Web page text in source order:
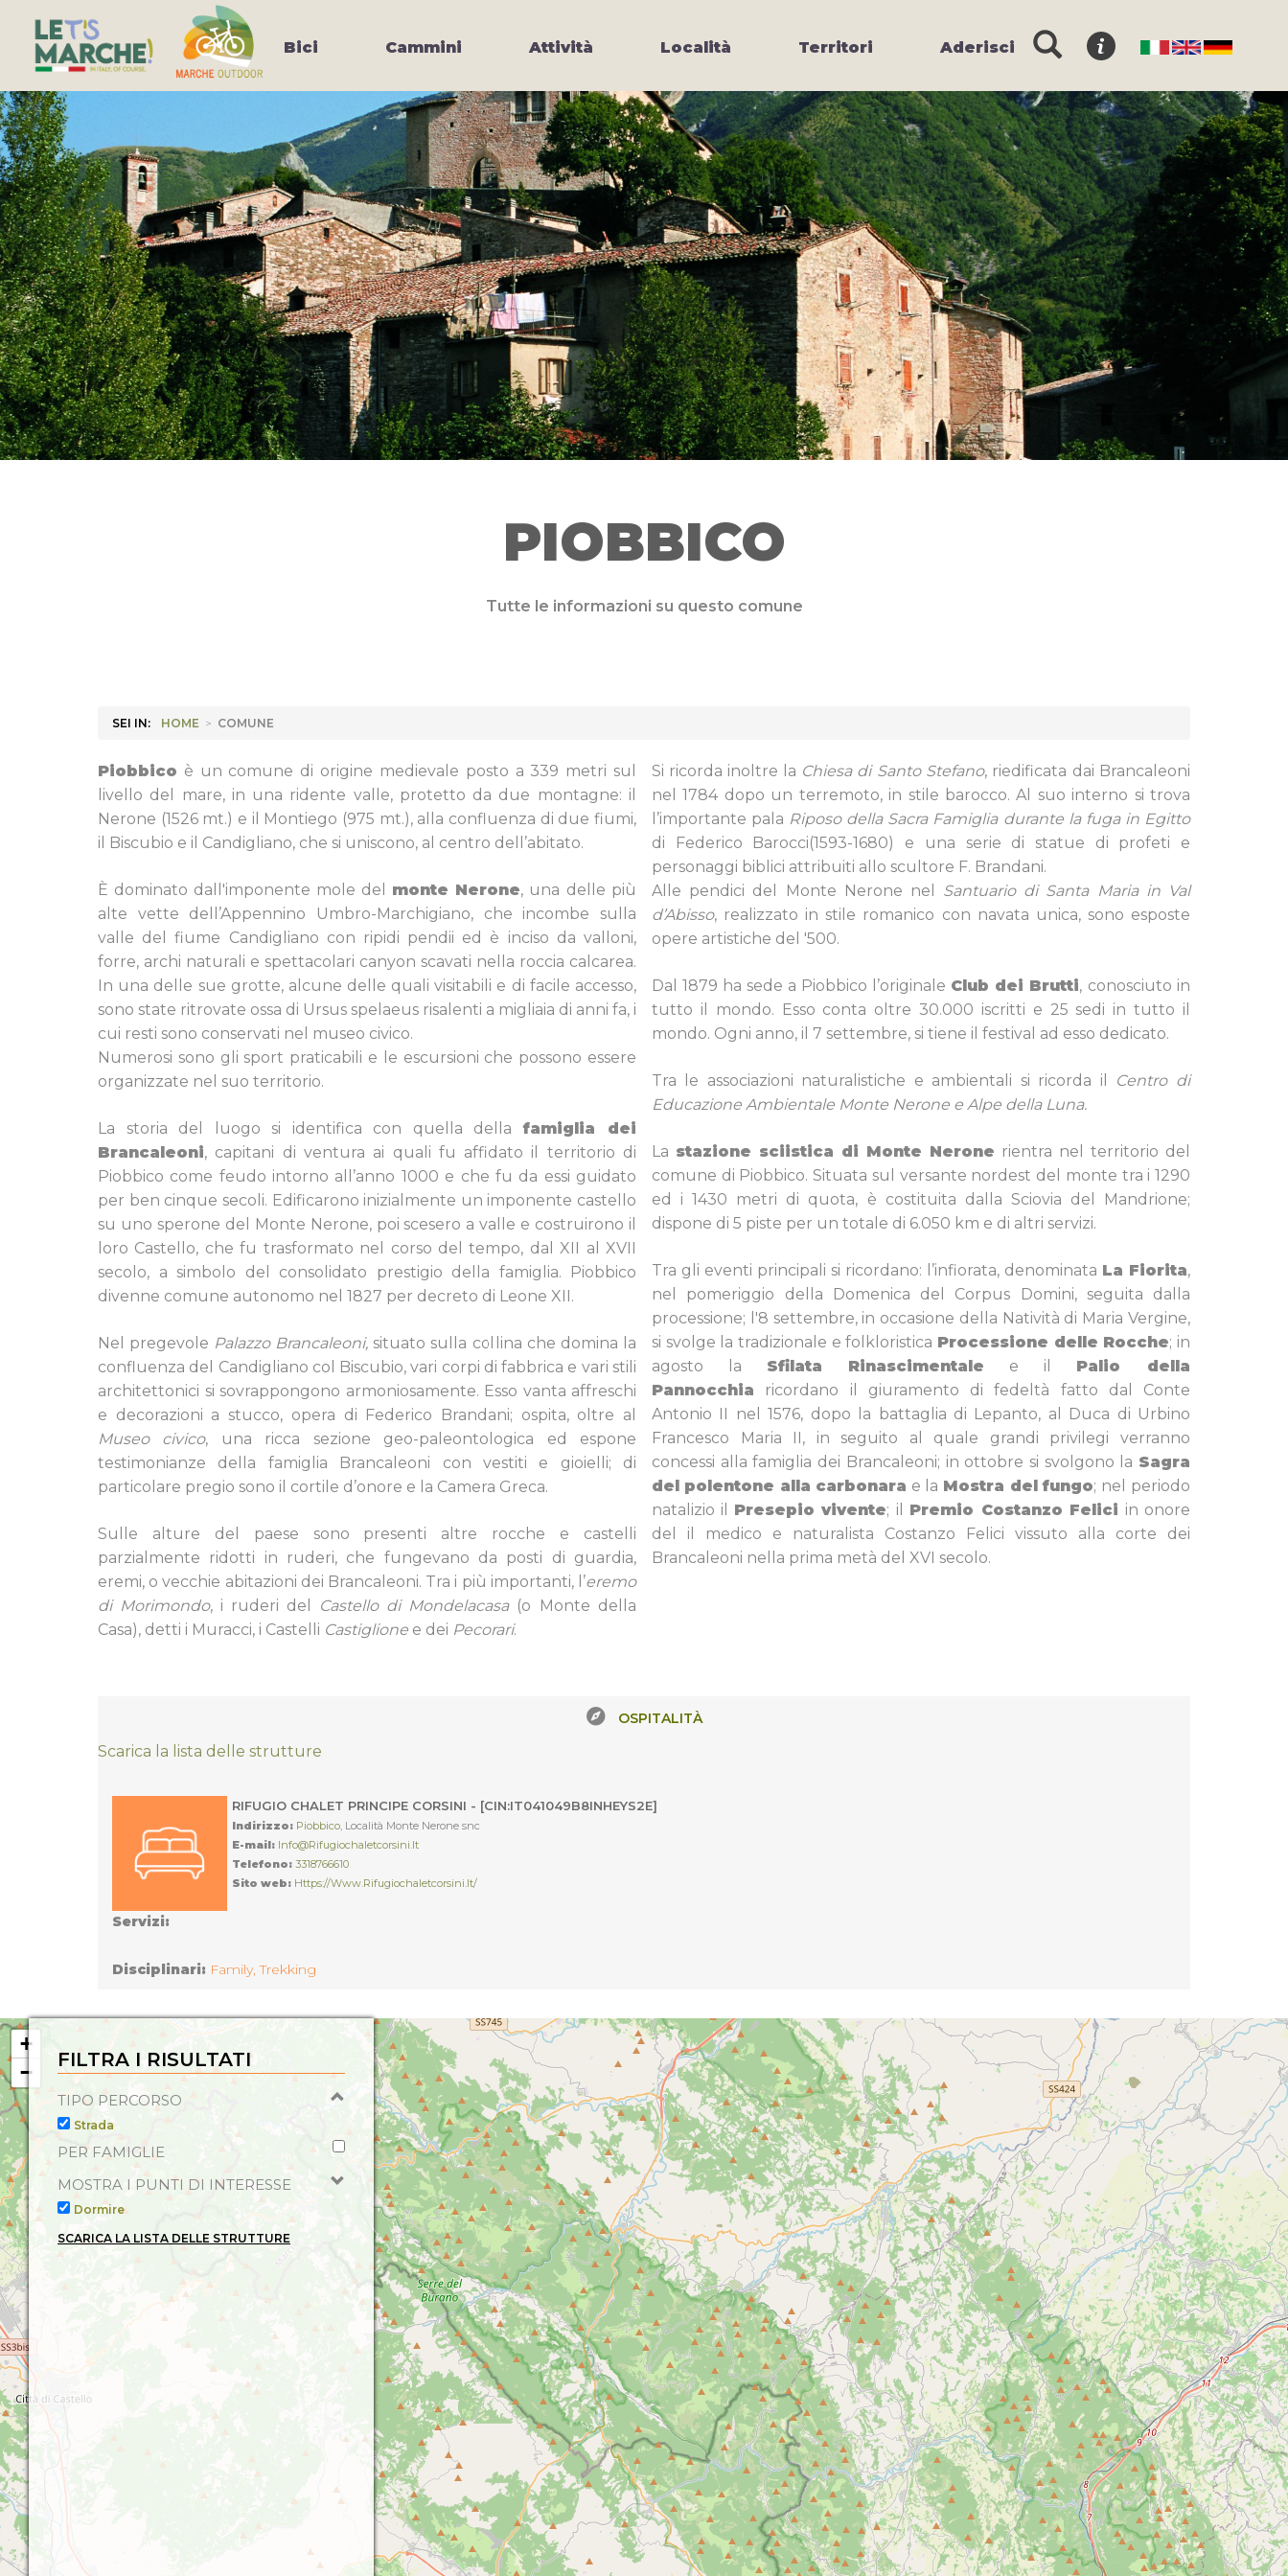
Bici Cammini Attività Località Territori Aderisci
PIOBBICO
Tutte le informazioni su questo comune
SEI IN: HOME > COMUNE
Piobbico è un comune di origine medievale posto a 339 metri sul
livello del mare, in una ridente valle, protetto da due montagne: il
Nerone (1526 mt.) e il Montiego (975 mt.), alla confluenza di due fiumi,
il Biscubio e il Candigliano, che si uniscono, al centro dell’abitato.
È dominato dall'imponente mole del monte Nerone, una delle più
alte vette dell’Appennino Umbro-Marchigiano, che incombe sulla
valle del fiume Candigliano con ripidi pendii ed è inciso da valloni,
forre, archi naturali e spettacolari canyon scavati nella roccia calcarea.
In una delle sue grotte, alcune delle quali visitabili e di facile accesso,
sono state ritrovate ossa di Ursus spelaeus risalenti a migliaia di anni fa, i
cui resti sono conservati nel museo civico.
Numerosi sono gli sport praticabili e le escursioni che possono essere
organizzate nel suo territorio.
La storia del luogo si identifica con quella dellafamiglia dei
Brancaleoni, capitani di ventura ai quali fu affidato il territorio di
Piobbico come feudo intorno all’anno 1000 e che fu da essi guidato
per ben cinque secoli. Edificarono inizialmente un imponente castello
su uno sperone del Monte Nerone, poi scesero a valle e costruirono il
loro Castello, che fu trasformato nel corso del tempo, dal XII al XVII
secolo, a simbolo del consolidato prestigio della famiglia. Piobbico
divenne comune autonomo nel 1827 per decreto di Leone XII.
Nel pregevole Palazzo Brancaleoni, situato sulla collina che domina la
confluenza del Candigliano col Biscubio, vari corpi di fabbrica e vari stili
architettonici si sovrappongono armoniosamente. Esso vanta affreschi
e decorazioni a stucco, opera di Federico Brandani; ospita, oltre al
Museo civico, una ricca sezione geo-paleontologica ed espone
testimonianze della famiglia Brancaleoni con vestiti e gioielli; di
particolare pregio sono il cortile d’onore e la Camera Greca.
Sulle alture del paese sono presenti altre rocche e castelli
parzialmente ridotti in ruderi, che fungevano da posti di guardia,
eremi, o vecchie abitazioni dei Brancaleoni. Tra i più importanti, l’eremo
di Morimondo, i ruderi del Castello di Mondelacasa(o Monte della
Casa), detti i Muracci, i Castelli Castiglione e dei Pecorari.
Si ricorda inoltre la Chiesa di Santo Stefano, riedificata dai Brancaleoni
nel 1784 dopo un terremoto, in stile barocco. Al suo interno si trova
l’importante pala Riposo della Sacra Famiglia durante la fuga in Egitto
di Federico Barocci(1593-1680) e una serie di statue di profeti e
personaggi biblici attribuiti allo scultore F. Brandani.
Alle pendici del Monte Nerone nel Santuario di Santa Maria in Val
d’Abisso, realizzato in stile romanico con navata unica, sono esposte
opere artistiche del '500.
Dal 1879 ha sede a Piobbico l’originale Club dei Brutti, conosciuto in
tutto il mondo. Esso conta oltre 30.000 iscritti e 25 sedi in tutto il
mondo. Ogni anno, il 7 settembre, si tiene il festival ad esso dedicato.
Tra le associazioni naturalistiche e ambientali si ricorda il
Centro di
Educazione Ambientale Monte Nerone e Alpe della Luna.
La stazione sciistica di Monte Nerone rientra nel territorio del
comune di Piobbico. Situata sul versante nordest del monte tra i 1290
ed i 1430 metri di quota, è costituita dalla Sciovia del Mandrione;
dispone di 5 piste per un totale di 6.050 km e di altri servizi.
Tra gli eventi principali si ricordano: l’infiorata, denominata La Fiorita,
nel pomeriggio della Domenica del Corpus Domini, seguita dalla
processione; l'8 settembre, in occasione della Natività di Maria Vergine,
si svolge la tradizionale e folkloristica Processione delle Rocche; in
agosto la Sfilata Rinascimentale e il Palio della
Pannocchia ricordano il giuramento di fedeltà fatto dal Conte
Antonio II nel 1576, dopo la battaglia di Lepanto, al Duca di Urbino
Francesco Maria II, in seguito al quale grandi privilegi verranno
concessi alla famiglia dei Brancaleoni; in ottobre si svolgono la Sagra
del polentone alla carbonara e la Mostra del fungo; nel periodo
natalizio il Presepio vivente; il Premio Costanzo Felici in onore
del il medico e naturalista Costanzo Felici vissuto alla corte dei
Brancaleoni nella prima metà del XVI secolo.
OSPITALITÀ
Scarica la lista delle strutture
RIFUGIO CHALET PRINCIPE CORSINI - [CIN:IT041049B8INHEYS2E]
Indirizzo: Piobbico , Località Monte Nerone snc
E-mail: Info@rifugiochaletcorsini.it
Telefono: 3318766610
Sito web: Https://www.rifugiochaletcorsini.it/
Servizi:
Disciplinari: Family,Trekking
+
−
FILTRA I RISULTATI
TIPO PERCORSO
Strada
PER FAMIGLIE
MOSTRA I PUNTI DI INTERESSE
Dormire
SCARICA LA LISTA DELLE STRUTTURE